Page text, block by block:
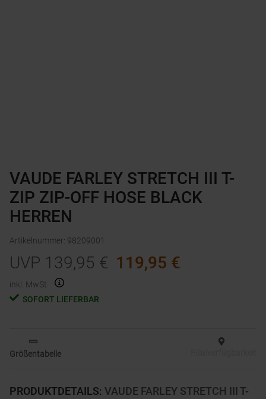
PRODUKTDETAILS: VAUDE FARLEY STRETCH III T-
VAUDE FARLEY STRETCH III T-
ZIP ZIP-OFF HOSE BLACK
HERREN
Artikelnummer: 98209001
UVP 139,95 € 119,95 €
inkl. MwSt.
SOFORT LIEFERBAR
Größentabelle